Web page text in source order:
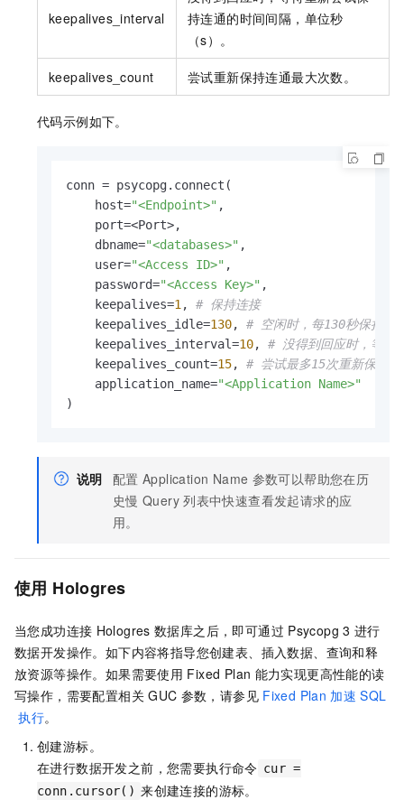
keepalives_interval
持连通的时间间隔，单位秒
（s）。
keepalives_count 尝试重新保持连通最大次数。
代码示例如下。
conn = psycopg.connect(
    host=
"<Endpoint>" ,
    port=<Port>,
    dbname=
"<databases>" ,
    user=
"<Access ID>" ,
    password=
"<Access Key>" ,
    keepalives=
1, # 保持连接
    keepalives_idle=
130, # 空闲时，每130秒保持连
    keepalives_interval=
10, # 没得到回应时，等待
    keepalives_count=
15, # 尝试最多15次重新保持连
    application_name=
"<Application Name>"
)
说明 配置 Application Name 参数可以帮助您在历
史慢 Query 列表中快速查看发起请求的应
用。
使用 Hologres
当您成功连接 Hologres 数据库之后，即可通过 Psycopg 3 进行
数据开发操作。如下内容将指导您创建表、插入数据、查询和释
放资源等操作。如果需要使用 Fixed Plan 能力实现更高性能的读
写操作，需要配置相关 GUC 参数，请参见 Fixed Plan 加速 SQL
执行。
创建游标。
在进行数据开发之前，您需要执行命令 cur =
conn.cursor() 来创建连接的游标。